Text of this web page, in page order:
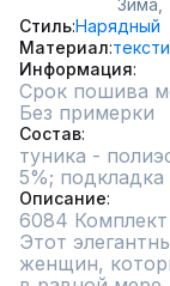
Зима,
СтильНарядный
Материал
Информация
Срок пошива
Без примерки
Состав
туника -
5%; подкладка
Описание
6084
Этот
женщин,